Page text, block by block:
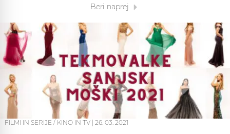
Beri naprej
FILMI IN SERIJE / KINO IN TV 26. 03. 2021